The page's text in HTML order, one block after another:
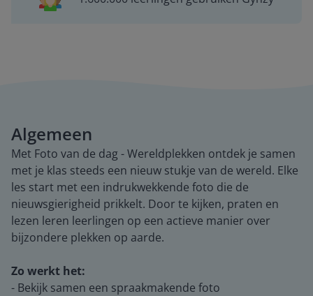
Algemeen
Met Foto van de dag - Wereldplekken ontdek je samen
met je klas steeds een nieuw stukje van de wereld. Elke
les start met een indrukwekkende foto die de
nieuwsgierigheid prikkelt. Door te kijken, praten en
lezen leren leerlingen op een actieve manier over
bijzondere plekken op aarde.
Zo werkt het:
- Bekijk samen een spraakmakende foto